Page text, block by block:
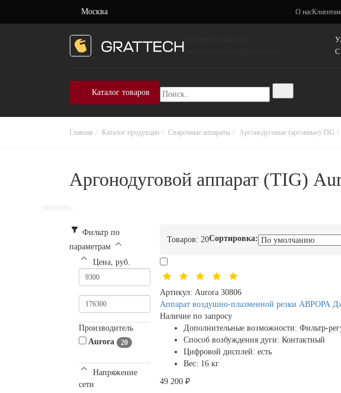
Москва О насКлиентам
C
Каталог товаров
Главная Каталог продукции Сварочные аппараты Аргонодуговые (аргонные) TIG
Аргонодуговой аппарат (TIG)
Фильтр по
параметрам
Цена, руб.
Производитель
Aurora
20
Напряжение
сети
Товаров: 20Сортировка:
Артикул: Aurora 30806
Аппарат воздушно-плазменной резки
Наличие по запросу
Дополнительные возможности: Фильтр-
Способ возбуждения дуги: Контактный
Цифровой дисплей: есть
Вес: 16 кг
49 200 ₽